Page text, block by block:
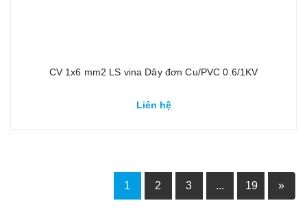
CV 1x6 mm2 LS vina Dây đơn Cu/PVC 0.6/1KV
Liên hệ
1 2 3 ... 19 »